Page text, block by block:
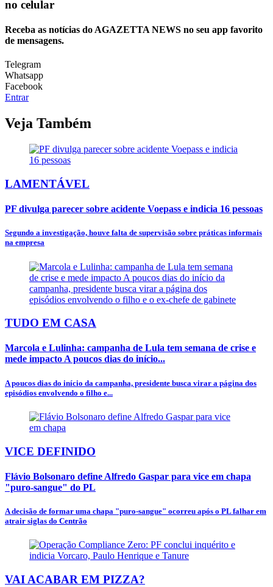
no celular
Receba as notícias do AGAZETTA NEWS no seu app favorito
de mensagens.
Telegram
Whatsapp
Facebook
Entrar
Veja Também
LAMENTÁVEL
PF divulga parecer sobre acidente Voepass e indicia 16 pessoas
Segundo a investigação, houve falta de supervisão sobre práticas informais
na empresa
TUDO EM CASA
Marcola e Lulinha: campanha de Lula tem semana de crise e
mede impacto A poucos dias do início...
A poucos dias do início da campanha, presidente busca virar a página dos
episódios envolvendo o filho e...
VICE DEFINIDO
Flávio Bolsonaro define Alfredo Gaspar para vice em chapa
"puro-sangue" do PL
A decisão de formar uma chapa "puro-sangue" ocorreu após o PL falhar em
atrair siglas do Centrão
VAI ACABAR EM PIZZA?